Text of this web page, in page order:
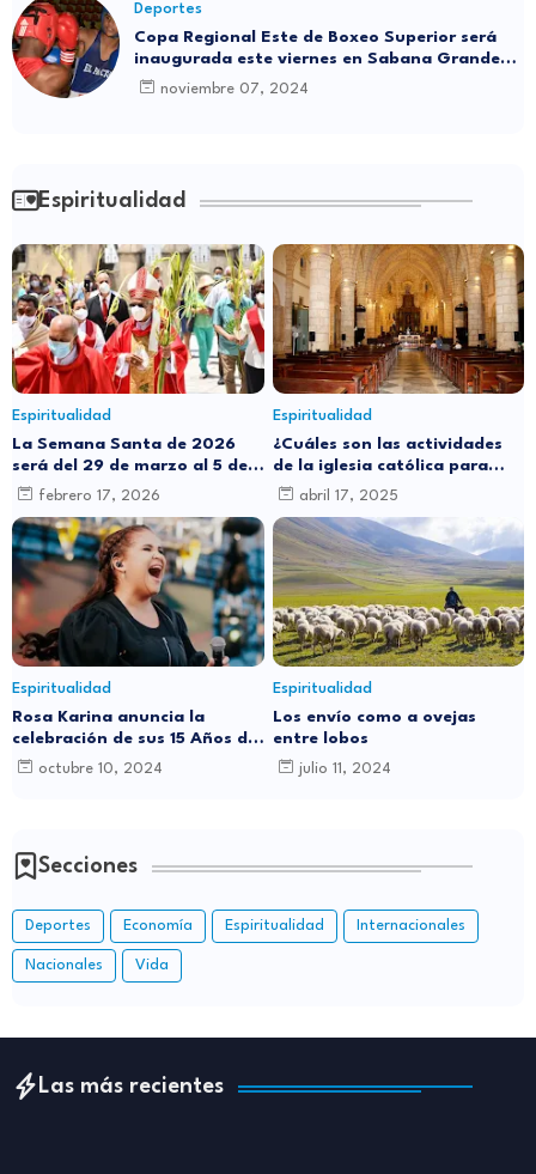
Deportes
Copa Regional Este de Boxeo Superior será
inaugurada este viernes en Sabana Grande
de Boyá
noviembre 07, 2024
Espiritualidad
Espiritualidad
La Semana Santa de 2026
será del 29 de marzo al 5 de
abril: ¿por qué cambia de
febrero 17, 2026
Espiritualidad
¿Cuáles son las actividades
de la iglesia católica para
este Jueves Santo?
abril 17, 2025
Espiritualidad
Rosa Karina anuncia la
celebración de sus 15 Años de
Carrera Musical con Gran
octubre 10, 2024
Espiritualidad
Los envío como a ovejas
entre lobos
julio 11, 2024
Secciones
Deportes Economía Espiritualidad Internacionales
Nacionales Vida
Las más recientes